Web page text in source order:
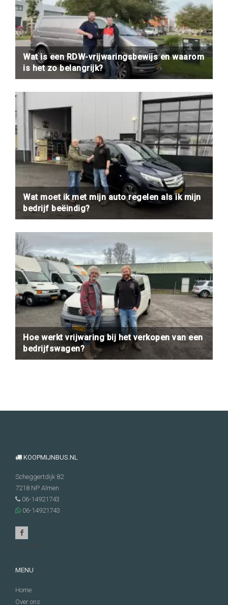
Wat is een RDW-vrijwaringsbewijs en waarom
is het zo belangrijk?
Wat moet ik met mijn auto regelen als ik mijn
bedrijf beëindig?
Hoe werkt vrijwaring bij het verkopen van een
bedrijfswagen?
KOOPMIJNBUS.NL
Scheggertdijk 82
7218 NP Almen
06-14921743
06-14921743
MENU
Home
Over ons